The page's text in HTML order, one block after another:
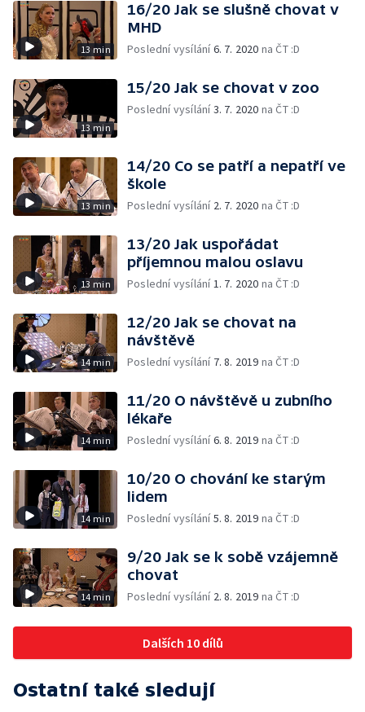
13 min
16/20 Jak se slušně chovat v
MHD
Poslední vysílání6. 7. 2020 na ČT :D
13 min
15/20 Jak se chovat v zoo
Poslední vysílání3. 7. 2020 na ČT :D
13 min
14/20 Co se patří a nepatří ve
škole
Poslední vysílání 2. 7. 2020 na ČT :D
13 min
13/20 Jak uspořádat
příjemnou malou oslavu
Poslední vysílání1. 7. 2020 na ČT :D
14 min
12/20 Jak se chovat na
návštěvě
Poslední vysílání 7. 8. 2019 na ČT :D
14 min
11/20 O návštěvě u zubního
lékaře
Poslední vysílání6. 8. 2019 na ČT :D
14 min
10/20 O chování ke starým
lidem
Poslední vysílání5. 8. 2019 na ČT :D
14 min
9/20 Jak se k sobě vzájemně
chovat
Poslední vysílání 2. 8. 2019 na ČT :D
Dalších 10 dílů
Ostatní také sledují